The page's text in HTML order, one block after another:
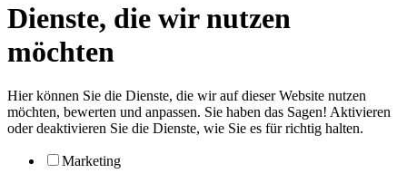
Dienste, die wir nutzen
möchten
Hier können Sie die Dienste, die wir auf dieser Website nutzen
möchten, bewerten und anpassen. Sie haben das Sagen! Aktivieren
oder deaktivieren Sie die Dienste, wie Sie es für richtig halten.
Marketing